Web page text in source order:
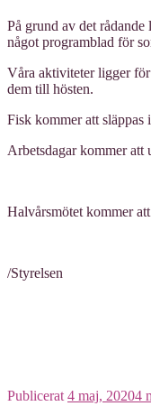
På grund av det
något programblad för
Våra aktiviteter ligger för
dem till hösten.
Fisk kommer att släppas
Arbetsdagar kommer att
Halvårsmötet kommer
/Styrelsen
Publicerat 4 maj, 20204